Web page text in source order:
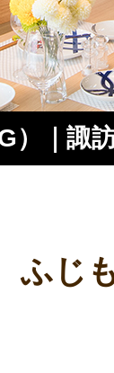
）｜諏
ふじ